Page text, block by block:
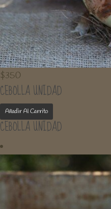
$350
CEBOLLA UNIDAD
Añadir Al Carrito
CEBOLLA UNIDAD